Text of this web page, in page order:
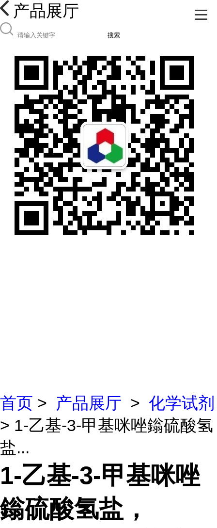
产品展厅
搜索
首页 > 产品展厅 > 化学试剂
> 1-乙基-3-甲基咪唑鎓硫酸氢
盐...
1-乙基-3-甲基咪唑
鎓硫酸氢盐，